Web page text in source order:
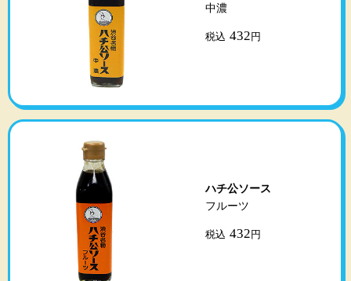
中濃
税込 432円
ハチ公ソース
フルーツ
税込 432円